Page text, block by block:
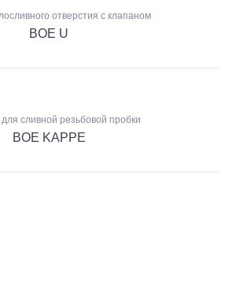
отверстия с клапаном
BOE U
для сливной резьбовой пробки
BOE KAPPE